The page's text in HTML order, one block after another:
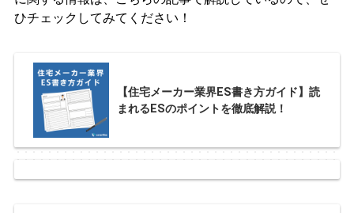
ひチェックしてみてください！
【住宅メーカー業界ES書き方ガイド】読
まれるESのポイントを徹底解説！